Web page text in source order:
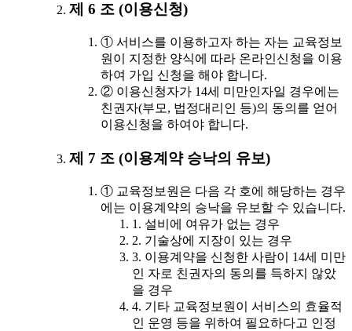
제 6 조 (이용신청)
① 서비스를 이용하고자 하는 자는 교육정보
원이 지정한 양식에 따라 온라인신청을 이용
하여 가입 신청을 해야 합니다.
② 이용신청자가 14세 미만인자일 경우에는
친권자(부모, 법정대리인 등)의 동의를 얻어
이용신청을 하여야 합니다.
제 7 조 (이용계약 승낙의 유보)
① 교육정보원은 다음 각 호에 해당하는 경우
에는 이용계약의 승낙을 유보할 수 있습니다.
1. 설비에 여유가 없는 경우
2. 기술상에 지장이 있는 경우
3. 이용계약을 신청한 사람이 14세 미만
인 자로 친권자의 동의를 득하지 않았
을 경우
4. 기타 교육정보원이 서비스의 효율적
인 운영 등을 위하여 필요하다고 인정